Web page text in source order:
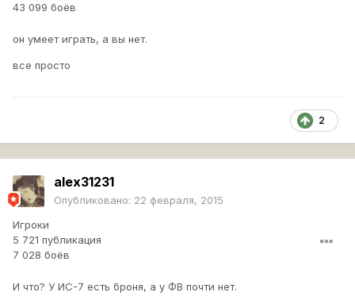
43 099 боёв
он умеет играть, а вы нет.
все просто
2
alex31231
Опубликовано: 22 февраля, 2015
Игроки
5 721 публикация
7 028 боёв
И что? У ИС-7 есть броня, а у ФВ почти нет.